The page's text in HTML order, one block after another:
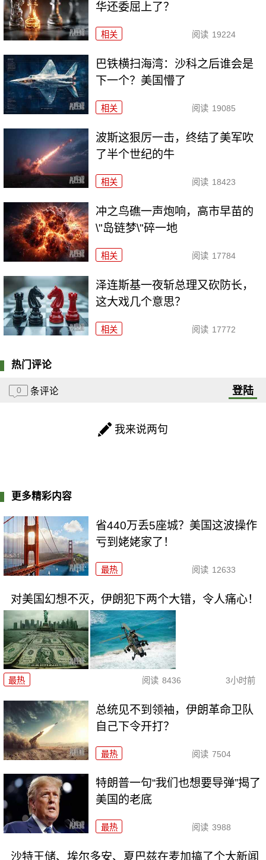
华还委屈上了？
相关 阅读 19224
巴铁横扫海湾：沙科之后谁会是
下一个？美国懵了
相关 阅读 19085
波斯这狠厉一击，终结了美军吹
了半个世纪的牛
相关 阅读 18423
冲之鸟礁一声炮响，高市早苗的
\"岛链梦\"碎一地
相关 阅读 17784
泽连斯基一夜斩总理又砍防长，
这大戏几个意思？
相关 阅读 17772
热门评论
0 条评论 登陆
我来说两句
更多精彩内容
省440万丢5座城？美国这波操作
亏到姥姥家了！
最热 阅读 12633
对美国幻想不灭，伊朗犯下两个大错，令人痛心！
最热 阅读 8436 3小时前
总统见不到领袖，伊朗革命卫队
自己下令开打？
最热 阅读 7504
特朗普一句“我们也想要导弹”揭了
美国的老底
最热 阅读 3988
沙特王储、埃尔多安、夏巴兹在麦加搞了个大新闻